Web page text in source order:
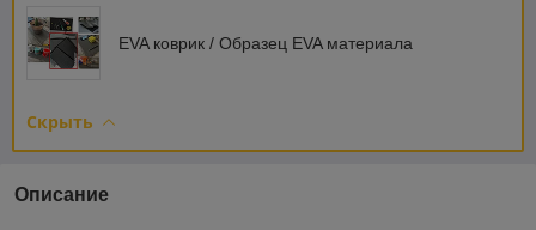
EVA коврик / Образец EVA материала
Скрыть
Описание